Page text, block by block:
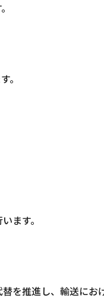
。
ます。
を推進し、輸送にお